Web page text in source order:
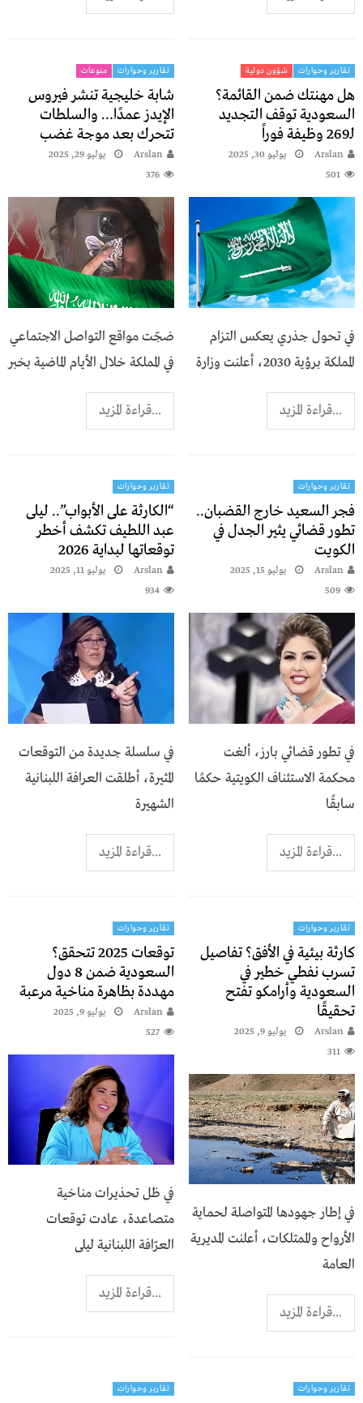
تقارير وحوارات شؤون دولية
هل مهنتك ضمن القائمة؟
السعودية توقف التجديد
لـ269 وظيفة فوراً
Arslan
يوليو 30, 2025
501
في تحول جذري يعكس التزام
المملكة برؤية 2030، أعلنت وزارة
...قراءة المزيد
تقارير وحوارات منوعات
شابة خليجية تنشر فيروس
الإيدز عمدًا… والسلطات
تتحرك بعد موجة غضب
Arslan
يوليو 29, 2025
376
ضجّت مواقع التواصل الاجتماعي
في المملكة خلال الأيام الماضية بخبر
...قراءة المزيد
تقارير وحوارات
فجر السعيد خارج القضبان..
تطور قضائي يثير الجدل في
الكويت
Arslan
يوليو 15, 2025
509
في تطور قضائي بارز، ألغت
محكمة الاستئناف الكويتية حكمًا
سابقًا
...قراءة المزيد
تقارير وحوارات
“الكارثة على الأبواب”.. ليلى
عبد اللطيف تكشف أخطر
توقعاتها لبداية 2026
Arslan
يوليو 11, 2025
934
في سلسلة جديدة من التوقعات
المثيرة، أطلقت العرافة اللبنانية
الشهيرة
...قراءة المزيد
تقارير وحوارات
كارثة بيئية في الأفق؟ تفاصيل
تسرب نفطي خطير في
السعودية وأرامكو تفتح
تحقيقًا
Arslan
يوليو 9, 2025
311
في إطار جهودها المتواصلة لحماية
الأرواح والممتلكات، أعلنت المديرية
العامة
...قراءة المزيد
تقارير وحوارات
توقعات 2025 تتحقق؟
السعودية ضمن 8 دول
مهددة بظاهرة مناخية مرعبة
Arslan
يوليو 9, 2025
527
في ظل تحذيرات مناخية
متصاعدة، عادت توقعات
العرّافة اللبنانية ليلى
...قراءة المزيد
تقارير وحوارات تقارير وحوارات